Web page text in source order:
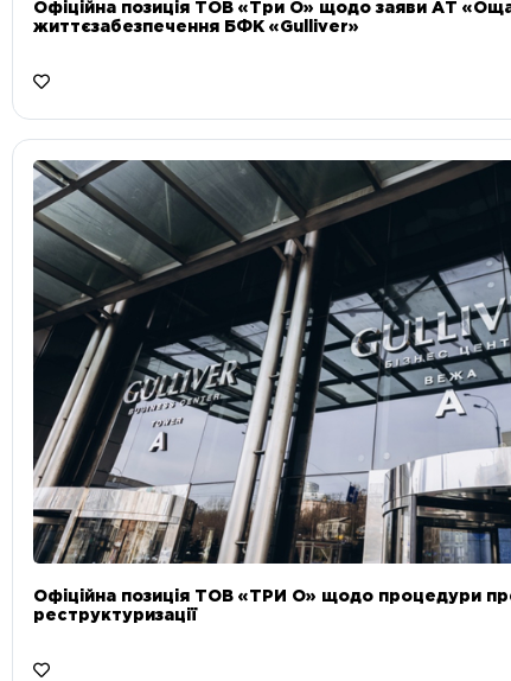
Офіційна позиція ТОВ «Три О» щодо заяви АТ
життєзабезпечення БФК «Gulliver»
Офіційна позиція ТОВ «ТРИ О» щодо процедури
реструктуризації